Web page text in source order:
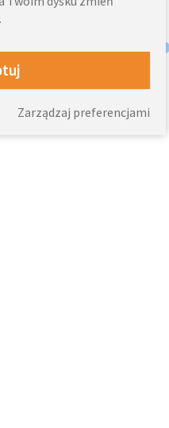
Zarządzaj preferencjami